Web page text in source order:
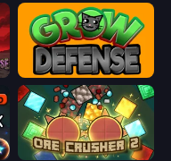
Grow Defense
OreCrusher 2